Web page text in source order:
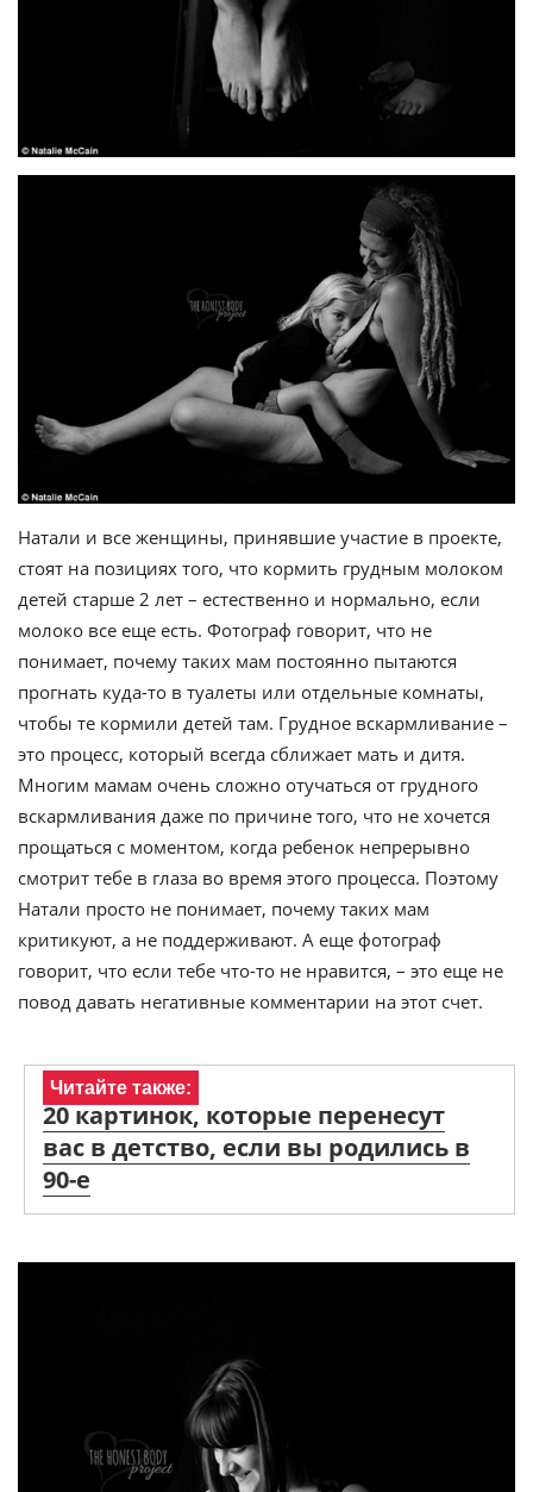
Натали и все женщины, принявшие участие в проекте,
стоят на позициях того, что кормить грудным молоком
детей старше 2 лет – естественно и нормально, если
молоко все еще есть. Фотограф говорит, что не
понимает, почему таких мам постоянно пытаются
прогнать куда-то в туалеты или отдельные комнаты,
чтобы те кормили детей там. Грудное вскармливание –
это процесс, который всегда сближает мать и дитя.
Многим мамам очень сложно отучаться от грудного
вскармливания даже по причине того, что не хочется
прощаться с моментом, когда ребенок непрерывно
смотрит тебе в глаза во время этого процесса. Поэтому
Натали просто не понимает, почему таких мам
критикуют, а не поддерживают. А еще фотограф
говорит, что если тебе что-то не нравится, – это еще не
повод давать негативные комментарии на этот счет.
Читайте также:
20 картинок, которые перенесут
вас в детство, если вы родились в
90-е